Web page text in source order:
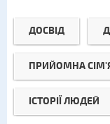
ДОСВІД
ПРИЙОМНА
ІСТОРІЇ ЛЮДЕЙ